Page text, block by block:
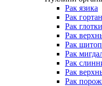
Рак язика
Рак
Рак
Рак
Рак
Рак
Рак
Рак
Рак